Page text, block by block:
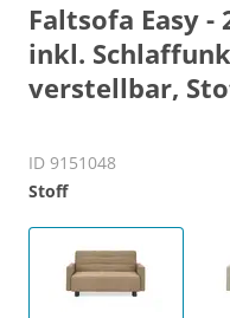
Faltsofa Easy -
inkl.
verstellbar,
ID 9151048
Stoff